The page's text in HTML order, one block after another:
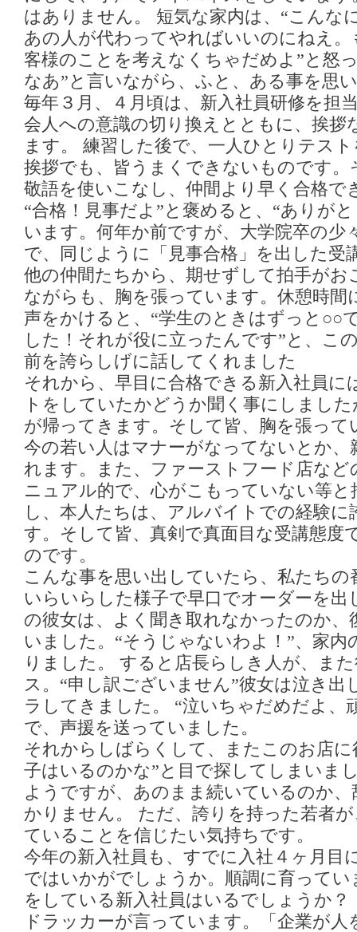
はありません。 短気な家内は、“こんな
あの人が代わってやればいいのにねえ
客様のことを考えなくちゃだめよ”と怒
なあ”と言いながら、ふと、ある事を思
毎年３月、４月頃は、新入社員研修を担
会人への意識の切り換えとともに、挨拶
ます。 練習した後で、一人ひとりテス
挨拶でも、皆うまくできないものです
敬語を使いこなし、仲間より早く合格で
“合格！見事だよ”と褒めると、“ありが
います。何年か前ですが、大学院卒の少
で、同じように「見事合格」を出した受
他の仲間たちから、期せずして拍手がお
ながらも、胸を張っています。休憩時間
声をかけると、“学生のときはずっと○○
した！それが役に立ったんです”と、こ
前を誇らしげに話してくれました
それから、早目に合格できる新入社員に
トをしていたかどうか聞く事にしまし
が帰ってきます。そして皆、胸を張って
今の若い人はマナーがなってないとか、
れます。また、ファーストフード店な
ニュアル的で、心がこもっていない等
し、本人たちは、アルバイトでの経験
す。そして皆、真剣で真面目な受講態度
のです。
こんな事を思い出していたら、私たち
いらいらした様子で早口でオーダーを
の彼女は、よく聞き取れなかったのか、
いました。“そうじゃないわよ！”、家
りました。 すると店長らしき人が、ま
ス。“申し訳ございません”彼女は泣き
ラしてきました。 “泣いちゃだめだよ、
で、声援を送っていました。
それからしばらくして、またこのお店
子はいるのかな”と目で探してしまいま
ようですが、あのまま続いているのか
かりません。 ただ、誇りを持った若者
ていることを信じたい気持ちです。
今年の新入社員も、すでに入社４ヶ月目
ではいかがでしょうか。順調に育って
をしている新入社員はいるでしょうか？
ドラッカーが言っています。「企業が